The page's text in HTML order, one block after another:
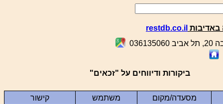
restdb.co.il
ביקורות ודיווחים על "זכאים"
מסעדה/מקום משתמש
קישור